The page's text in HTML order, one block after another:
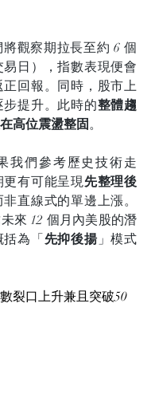
觀察期拉長至約 6 個
易日），指數表現便會
正回報。同時，股市上
提升。此時的整體趨
高位震盪整固。
我們參考歷史技術走
有可能呈現先整理後
直線式的單邊上漲。
來 12 個月內美股的潛
為「 先抑後揚」模式
裂口上升兼且突破50